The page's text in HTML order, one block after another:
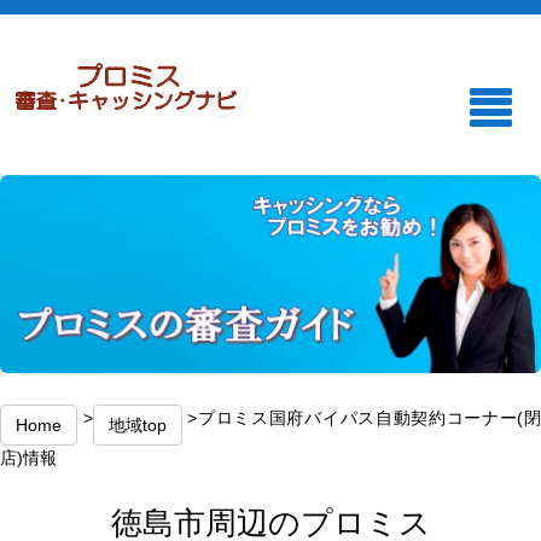
Home > 地域top >プロミス国府バイパス自動契約コーナー(閉
店)情報
徳島市周辺のプロミス